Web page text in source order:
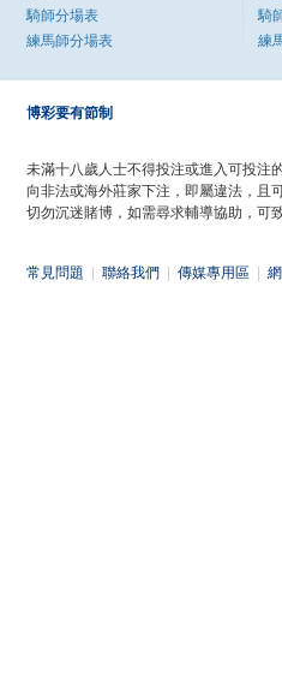
騎師分場表
練馬師分場表
騎
練
博彩要有節制
未滿十八歲人士不得投注或進入可投注的
向非法或海外莊家下注，即屬違法，且
切勿沉迷賭博，如需尋求輔導協助，可
常見問題 聯絡我們 傳媒專用區